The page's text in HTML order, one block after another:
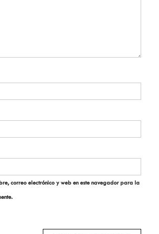
correo electrónico y web en este navegador para la